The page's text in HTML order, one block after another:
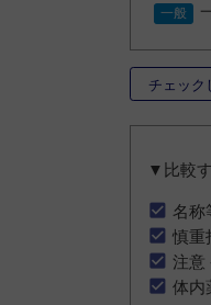
チェック
▼比較
名称
慎重
注意
体内